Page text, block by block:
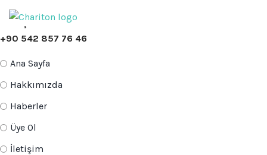
İLETİŞİM BİLGİLERİ
+90 542 857 76 46
Ana Sayfa
Hakkımızda
Haberler
Üye Ol
İletişim